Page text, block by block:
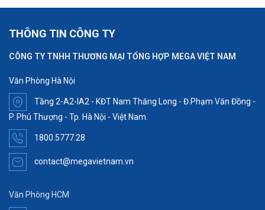
THÔNG TIN CÔNG TY
CÔNG TY TNHH THƯƠNG MẠI TỔNG HỢP MEGA VIỆT NAM
Văn Phòng Hà Nội
Tầng 2-A2-IA2 - KĐT Nam Thăng Long - Đ.Phạm Văn Đồng -
P. Phú Thượng - Tp. Hà Nội - Việt Nam.
1800.5777.28
contact@megavietnam.vn
Văn Phòng HCM